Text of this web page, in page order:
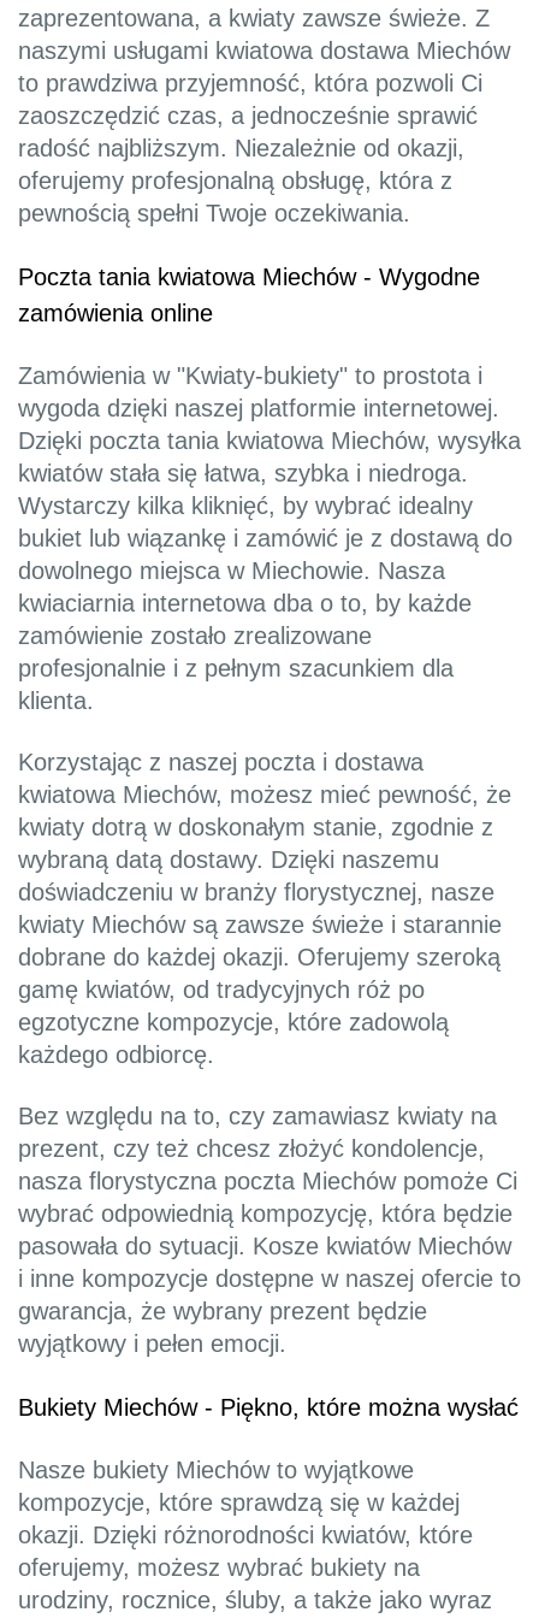
zaprezentowana, a kwiaty zawsze świeże. Z
naszymi usługami kwiatowa dostawa Miechów
to prawdziwa przyjemność, która pozwoli Ci
zaoszczędzić czas, a jednocześnie sprawić
radość najbliższym. Niezależnie od okazji,
oferujemy profesjonalną obsługę, która z
pewnością spełni Twoje oczekiwania.
Poczta tania kwiatowa Miechów - Wygodne
zamówienia online
Zamówienia w "Kwiaty-bukiety" to prostota i
wygoda dzięki naszej platformie internetowej.
Dzięki poczta tania kwiatowa Miechów, wysyłka
kwiatów stała się łatwa, szybka i niedroga.
Wystarczy kilka kliknięć, by wybrać idealny
bukiet lub wiązankę i zamówić je z dostawą do
dowolnego miejsca w Miechowie. Nasza
kwiaciarnia internetowa dba o to, by każde
zamówienie zostało zrealizowane
profesjonalnie i z pełnym szacunkiem dla
klienta.
Korzystając z naszej poczta i dostawa
kwiatowa Miechów, możesz mieć pewność, że
kwiaty dotrą w doskonałym stanie, zgodnie z
wybraną datą dostawy. Dzięki naszemu
doświadczeniu w branży florystycznej, nasze
kwiaty Miechów są zawsze świeże i starannie
dobrane do każdej okazji. Oferujemy szeroką
gamę kwiatów, od tradycyjnych róż po
egzotyczne kompozycje, które zadowolą
każdego odbiorcę.
Bez względu na to, czy zamawiasz kwiaty na
prezent, czy też chcesz złożyć kondolencje,
nasza florystyczna poczta Miechów pomoże Ci
wybrać odpowiednią kompozycję, która będzie
pasowała do sytuacji. Kosze kwiatów Miechów
i inne kompozycje dostępne w naszej ofercie to
gwarancja, że wybrany prezent będzie
wyjątkowy i pełen emocji.
Bukiety Miechów - Piękno, które można wysłać
Nasze bukiety Miechów to wyjątkowe
kompozycje, które sprawdzą się w każdej
okazji. Dzięki różnorodności kwiatów, które
oferujemy, możesz wybrać bukiety na
urodziny, rocznice, śluby, a także jako wyraz